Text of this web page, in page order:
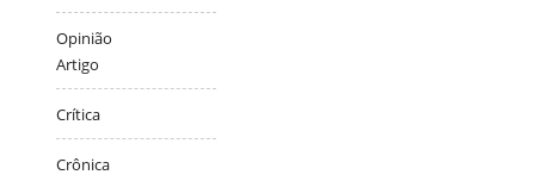
Opinião
Artigo
Crítica
Crônica